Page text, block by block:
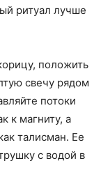
ритуал лучше
положить
свечу рядом
потоки
к магниту, а
талисман. Ее
с водой в